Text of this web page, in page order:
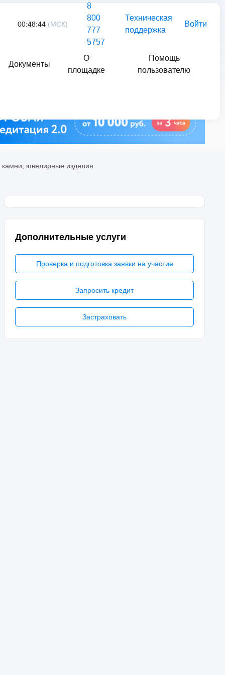
00:48:44 (МСК)
8
800
777
5757
Техническая
поддержка
Войти
Документы
О
площадке
Помощь
пользователю
ювелирные изделия
Дополнительные услуги
Проверка и подготовка заявки на участие
Запросить кредит
Застраховать